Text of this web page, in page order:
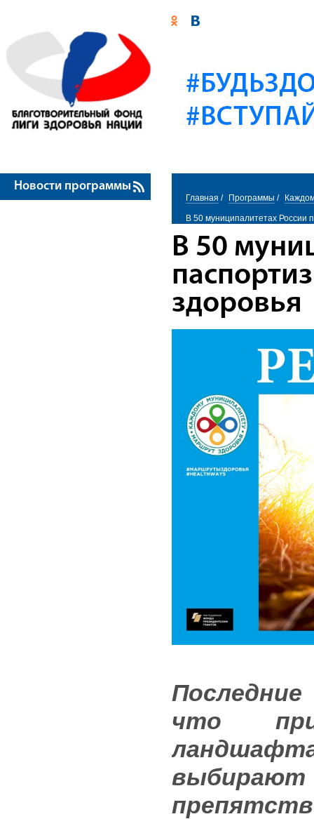
Новости программы
Главная / Программы /
В 50 муниципалитетах России
В 50
здоровья
что
выбирают